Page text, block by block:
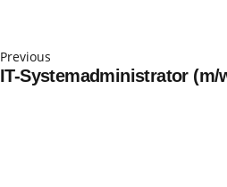
Previous
IT-Systemadministrator (m/